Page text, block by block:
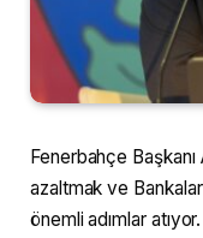
Fenerbahçe
azaltmak ve
önemli adımlar